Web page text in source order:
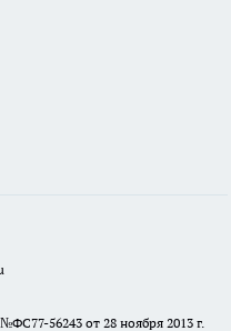
56243 от 28 ноября 2013 г.